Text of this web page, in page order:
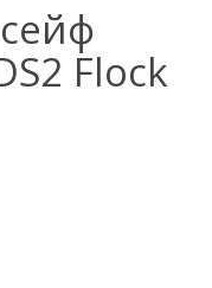
Flock